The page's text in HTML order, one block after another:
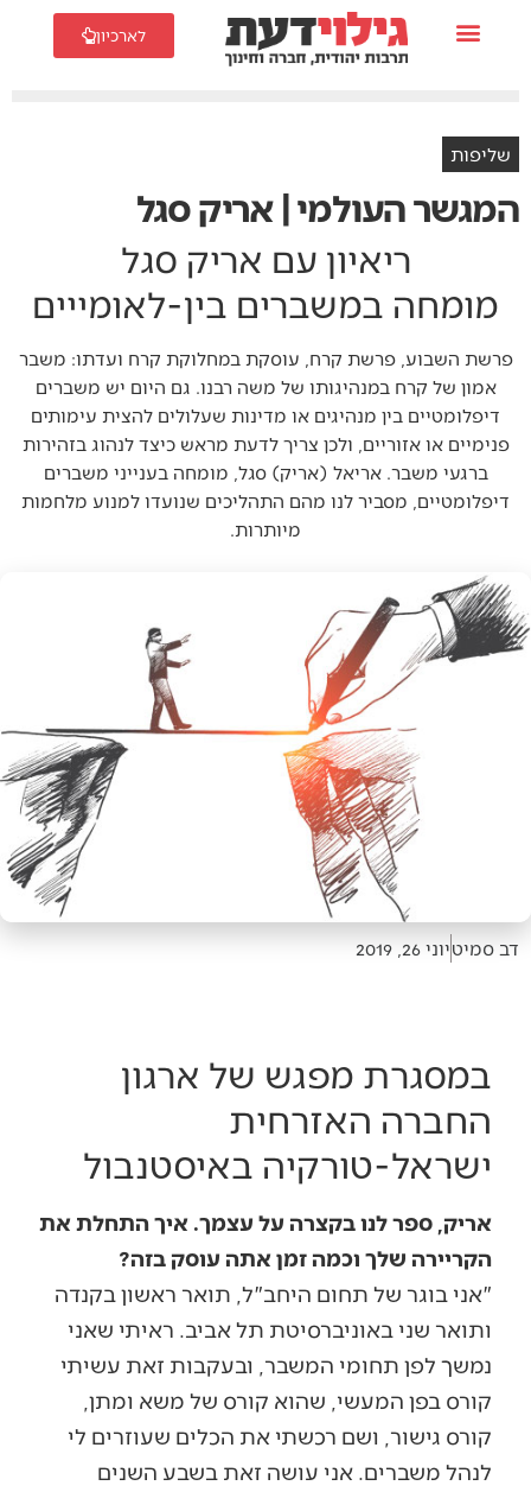
לארכיון
שליפות
המגשר העולמי | אריק סגל
ריאיון עם אריק סגל
מומחה במשברים בין-לאומייים
פרשת השבוע, פרשת קרח, עוסקת במחלוקת קרח ועדתו: משבר
אמון של קרח במנהיגותו של משה רבנו. גם היום יש משברים
דיפלומטיים בין מנהיגים או מדינות שעלולים להצית עימותים
פנימיים או אזוריים, ולכן צריך לדעת מראש כיצד לנהוג בזהירות
ברגעי משבר. אריאל (אריק) סגל, מומחה בענייני משברים
דיפלומטיים, מסביר לנו מהם התהליכים שנועדו למנוע מלחמות
מיותרות.
דב סמיטיוני 26, 2019
במסגרת מפגש של ארגון
החברה האזרחית
ישראל-טורקיה באיסטנבול
אריק, ספר לנו בקצרה על עצמך. איך התחלת את
הקריירה שלך וכמה זמן אתה עוסק בזה?
"אני בוגר של תחום היחב"ל, תואר ראשון בקנדה
ותואר שני באוניברסיטת תל אביב. ראיתי שאני
נמשך לפן תחומי המשבר, ובעקבות זאת עשיתי
קורס בפן המעשי, שהוא קורס של משא ומתן,
קורס גישור, ושם רכשתי את הכלים שעוזרים לי
לנהל משברים. אני עושה זאת בשבע השנים